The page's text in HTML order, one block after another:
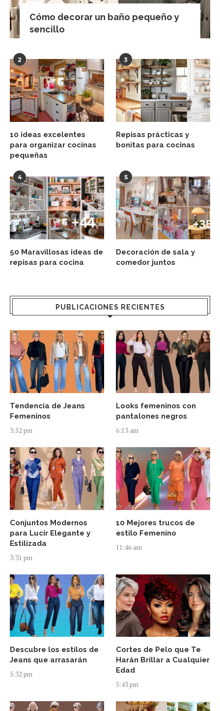
Cómo decorar un baño pequeño y
sencillo
2
10 ideas excelentes
para organizar cocinas
pequeñas
3
Repisas prácticas y
bonitas para cocinas
4
50 Maravillosas ideas de
repisas para cocina
5
Decoración de sala y
comedor juntos
PUBLICACIONES RECIENTES
Tendencia de Jeans
Femeninos
3:52 pm
Looks femeninos con
pantalones negros
6:13 am
Conjuntos Modernos
para Lucir Elegante y
Estilizada
3:31 pm
10 Mejores trucos de
estilo Femenino
11:46 am
Descubre los estilos de
Jeans que arrasarán
5:32 pm
Cortes de Pelo que Te
Harán Brillar a Cualquier
Edad
5:43 pm